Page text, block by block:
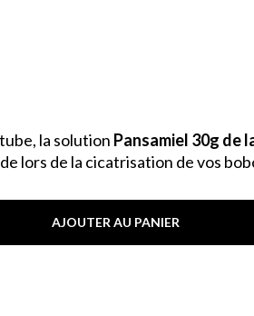
la solution Pansamiel 30g de
lors de la cicatrisation de vos
AJOUTER AU PANIER